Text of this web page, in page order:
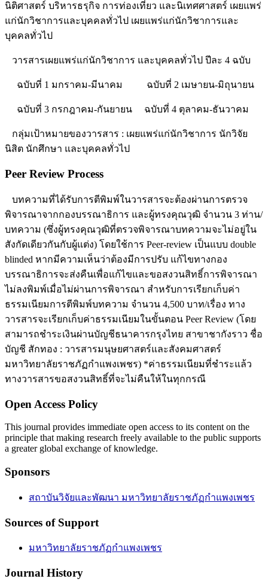
นิติศาสตร์ บริหารธรุกิจ การท่องเที่ยว และนิเทศศาสตร์ เผยแพร่
แก่นักวิชาการและบุคคลทั่วไป เผยแพร่แก่นักวิชาการและ
บุคคลทั่วไป
วารสารเผยแพร่แก่นักวิชาการ และบุคคลทั่วไป ปีละ 4 ฉบับ
ฉบับที่ 1 มกราคม-มีนาคม ฉบับที่ 2 เมษายน-มิถุนายน
ฉบับที่ 3 กรกฎาคม-กันยายน ฉบับที่ 4 ตุลาคม-ธันวาคม
กลุ่มเป้าหมายของวารสาร : เผยแพร่แก่นักวิชาการ นักวิจัย
นิสิต นักศึกษา และบุคคลทั่วไป
Peer Review Process
บทความที่ได้รับการตีพิมพ์ในวารสารจะต้องผ่านการตรวจ
พิจารณาจากกองบรรณาธิการ และผู้ทรงคุณวุฒิ จำนวน 3 ท่าน/
บทความ (ซึ่งผู้ทรงคุณวุฒิที่ตรวจพิจารณาบทความจะไม่อยู่ใน
สังกัดเดียวกันกับผู้แต่ง) โดยใช้การ Peer-review เป็นแบบ double
blinded หากมีความเห็นว่าต้องมีการปรับ แก้ไขทางกอง
บรรณาธิการจะส่งคืนเพื่อแก้ไขและขอสงวนสิทธิ์การพิจารณา
ไม่ลงพิมพ์เมื่อไม่ผ่านการพิจารณา สำหรับการเรียกเก็บค่า
ธรรมเนียมการตีพิมพ์บทความ จำนวน 4,500 บาท/เรื่อง ทาง
วารสารจะเรียกเก็บค่าธรรมเนียมในขั้นตอน Peer Review (โดย
สามารถชำระเงินผ่านบัญชีธนาคารกรุงไทย สาขาชากังราว ชื่อ
บัญชี สักทอง : วารสารมนุษยศาสตร์และสังคมศาสตร์
มหาวิทยาลัยราชภัฏกำแพงเพชร) *ค่าธรรมเนียมที่ชำระแล้ว
ทางวารสารขอสงวนสิทธิ์ที่จะไม่คืนให้ในทุกกรณี
Open Access Policy
This journal provides immediate open access to its content on the
principle that making research freely available to the public supports
a greater global exchange of knowledge.
Sponsors
สถาบันวิจัยและพัฒนา มหาวิทยาลัยราชภัฏกำแพงเพชร
Sources of Support
มหาวิทยาลัยราชภัฏกำแพงเพชร
Journal History